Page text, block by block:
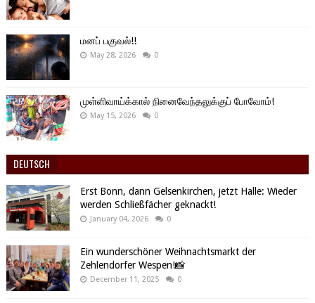
மனப் பகுவல்!!
May 28, 2026 0
முள்ளிவாய்க்கால் நினைவேந்தலுக்குப் போவோம்!
May 15, 2026 0
DEUTSCH
Erst Bonn, dann Gelsenkirchen, jetzt Halle: Wieder
werden Schließfächer geknackt!
January 04, 2026 0
Ein wunderschöner Weihnachtsmarkt der
Zehlendorfer Wespen!📸
December 11, 2025 0